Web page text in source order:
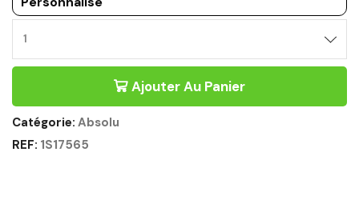
Ajouter Au Panier
Catégorie: Absolu
REF: 1S17565